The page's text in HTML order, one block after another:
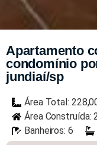
Apartamento
condomínio
jundiaí/sp
Área Total:
Área Construída:
Banheiros: 6